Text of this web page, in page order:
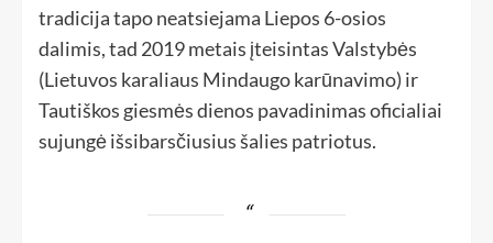
tradicija tapo neatsiejama Liepos 6-osios
dalimis, tad 2019 metais įteisintas Valstybės
(Lietuvos karaliaus Mindaugo karūnavimo) ir
Tautiškos giesmės dienos pavadinimas oficialiai
sujungė išsibarsčiusius šalies patriotus.